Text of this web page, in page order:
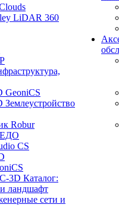
LiDAR 360
GeoniCS
Землеустройство
Robur
CS
Каталог:
ландшафт
сети и